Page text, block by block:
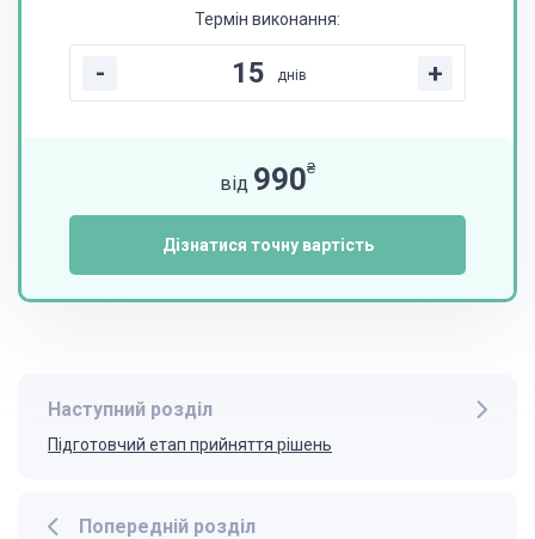
Термін виконання:
- днів +
від 990₴
Дізнатися точну вартість
Попередній розділ
Наступний розділ
Підготовчий етап прийняття рішень